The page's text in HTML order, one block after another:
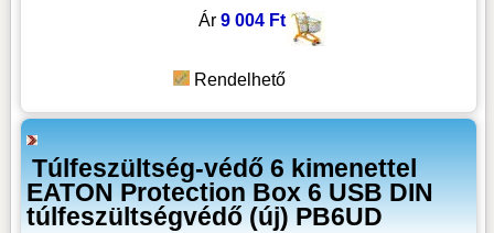
Ár 9 004 Ft
Rendelhető
Túlfeszültség-védő 6 kimenettel
EATON Protection Box 6 USB DIN
túlfeszültségvédő (új) PB6UD